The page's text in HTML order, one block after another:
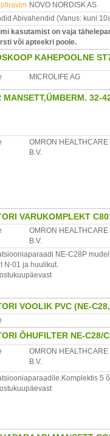
NOVO NORDISK AS
Abivahendid (Vanus: kuni
kasutamist on vaja
või apteekri poole.
KAHEPOOLNE
MICROLIFE AG
MANSETT,ÜMBERM. 32-
OMRON
B.V.
VARUKOMPLEKT
OMRON
B.V.
NE-C28P
N-01 ja huulikut.
VOOLIK PVC (NE-
ÕHUFILTER NE-C28/
OMRON
B.V.
5
tee 50C, Tallinn, 13520,